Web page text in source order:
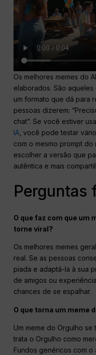
Os melhores memes do
elaborados. São aqueles
um formato que dá para
pessoas dizerem:
chat”. Se você estiver
IA , você pode testar
com o mesmo prompt do
escolher a versão que
autêntica e mais
Perguntas
O que faz com que um
torne viral?
Os melhores memes
real. Se as pessoas
piada e adaptá-la à sua
de amigos ou
chances de se espalhar.
O que torna um meme
Um meme do Orgulho
trata o Orgulho como
Fundos genéricos com